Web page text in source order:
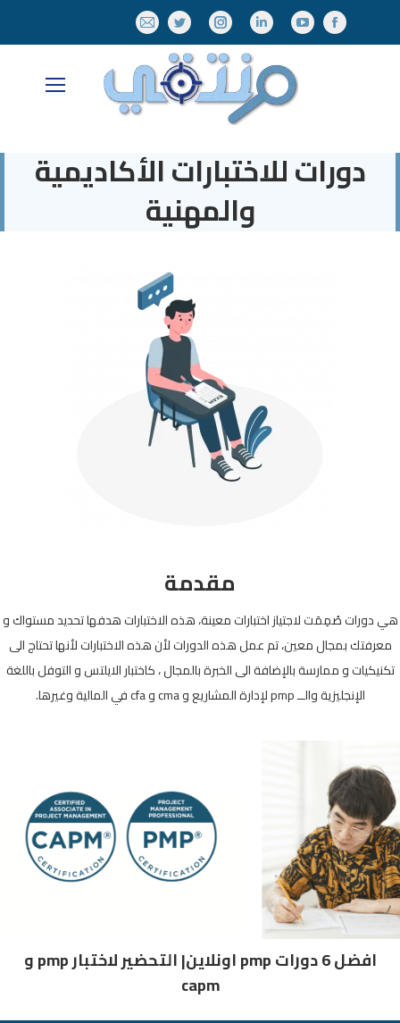
Facebook
page
opens
YouTube
page
opens
in
new
Linkedin
page
opens
in
new
Instagram
page
opens
in
Twitter
page
opens
in
Mail
page
opens
in
new
دورات للاختبارات الأكاديمية
والمهنية
مقدمة
هي دورات صُمِمَت لاجتياز اختبارات معينة، هذه الاختبارات هدفها تحديد مستواك و
معرفتك بمجال معين، تم عمل هذه الدورات لأن هذه الاختبارات لأنها تحتاج الى
تكنيكيات و ممارسة بالإضافة الى الخبرة بالمجال ، كاختبار الايلتس و التوفل باللغة
الإنجليزية والــ pmp لإدارة المشاريع و cma و cfa في المالية وغيرها.
افضل 6 دورات pmp اونلاين| التحضير لاختبار pmp و
capm